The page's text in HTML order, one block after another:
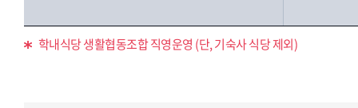
학내식당 생활협동조합 직영운영 (단, 기숙사 식당 제외)